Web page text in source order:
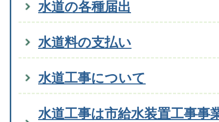
水道の各種届出
水道料の支払い
水道工事について
水道工事は市給水装置工事事